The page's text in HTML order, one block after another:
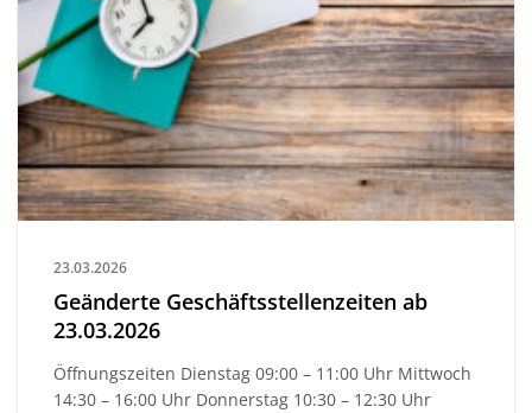
23.03.2026
Geänderte Geschäftsstellenzeiten ab
23.03.2026
Öffnungszeiten Dienstag 09:00 – 11:00 Uhr Mittwoch
14:30 – 16:00 Uhr Donnerstag 10:30 – 12:30 Uhr